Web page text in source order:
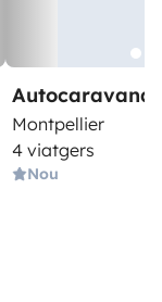
Autocaravana
Montpellier
4 viatgers
Nou